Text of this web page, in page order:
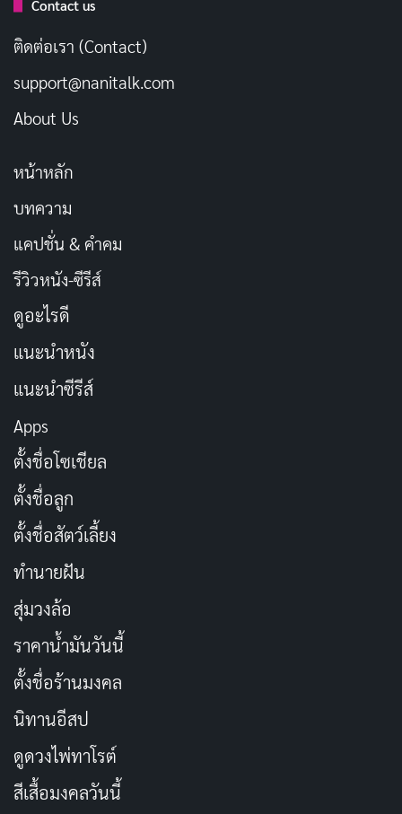
(2017) บทหนังกับชีวิตแยกไม่ออก
ยิ่งไปกว่านั้น การเปลี่ยนผ่านของสองพี่น้องจาก เหยื่อผู้ถูก
กระทำ สู่ผู้ลงมือกระทำ นับเป็นจุดเปลี่ยนที่ทั้งน่าตื่นเต้น
และเร้าใจ! การแสดงของ Kim Ju-eun ในบท ซอนยอง และ
Kim Do-yeon ในบท จียอง นั้นทรงพลังอย่างน่าประทับใจ
พวกเธอถ่ายทอดการเปลี่ยนจากผู้หญิงไร้ทางสู้สู่ผู้หญิงร้าย
(Femme Fatale) ผู้ทรงอำนาจได้อย่างสมจริงและยังคง
Jeong-gyun ในบท ซังชอล กลับกลายเป็นร่างเปล่าที่ถูกใช้
จนหมดสิ้น แม้จะมีรูปลักษณ์ที่โดดเด่นก็ตาม! หนังยังสอด
แทรกการวิพากษ์สังคมชนบทที่เต็มไปด้วยการนินทาและ
พลังจากภายนอกมากระทบ!
Contact us
ติดต่อเรา (Contact)
support@nanitalk.com
About Us
หน้าหลัก
บทความ
แคปชั่น & คำคม
รีวิวหนัง-ซีรีส์
ดูอะไรดี
แนะนำหนัง
แนะนำซีรีส์
Apps
ตั้งชื่อโซเชียล
ตั้งชื่อลูก
ตั้งชื่อสัตว์เลี้ยง
ทำนายฝัน
สุ่มวงล้อ
ราคาน้ำมันวันนี้
ตั้งชื่อร้านมงคล
นิทานอีสป
ดูดวงไพ่ทาโรต์
สีเสื้อมงคลวันนี้